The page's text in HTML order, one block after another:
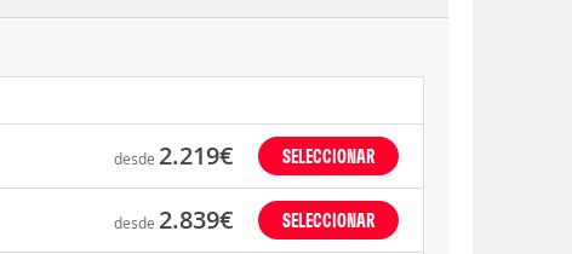
desde 2.219€ SELECCIONAR
desde 2.839€ SELECCIONAR